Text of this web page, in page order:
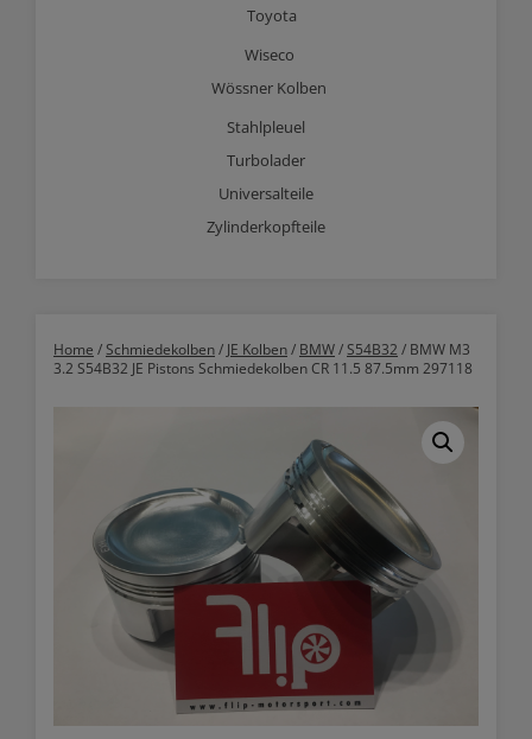
Toyota
Wiseco
Wössner Kolben
Stahlpleuel
Turbolader
Universalteile
Zylinderkopfteile
Home /Schmiedekolben/ JE Kolben/ BMW/S54B32 / BMW M3
3.2 S54B32 JE Pistons Schmiedekolben CR 11.5 87.5mm 297118